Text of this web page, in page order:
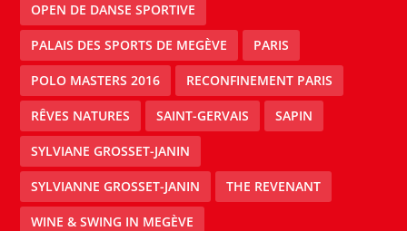
OPEN DE DANSE SPORTIVE
PALAIS DES SPORTS DE MEGÈVE PARIS
POLO MASTERS 2016 RECONFINEMENT PARIS
RÊVES NATURES SAINT-GERVAIS SAPIN
SYLVIANE GROSSET-JANIN
SYLVIANNE GROSSET-JANIN THE REVENANT
WINE & SWING IN MEGÈVE